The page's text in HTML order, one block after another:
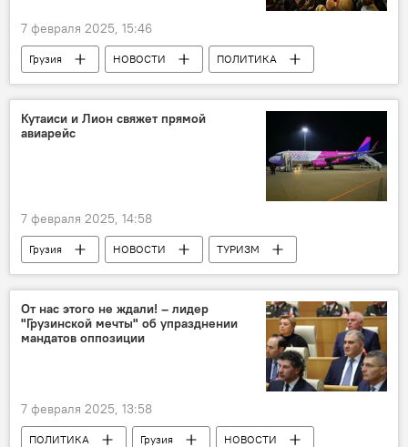
7 февраля 2025, 15:46
Грузия НОВОСТИ
ПОЛИТИКА
Президент Грузии
Акции протеста
Кутаиси и Лион свяжет прямой
авиарейс
7 февраля 2025, 14:58
Грузия НОВОСТИ
ТУРИЗМ
Георгий Микаутадзе
Wizz Air
Объединение аэропортов Грузии
Авиасообщение в Грузии
От нас этого не ждали! – лидер
"Грузинской мечты" об упразднении
мандатов оппозиции
7 февраля 2025, 13:58
ПОЛИТИКА Грузия
НОВОСТИ